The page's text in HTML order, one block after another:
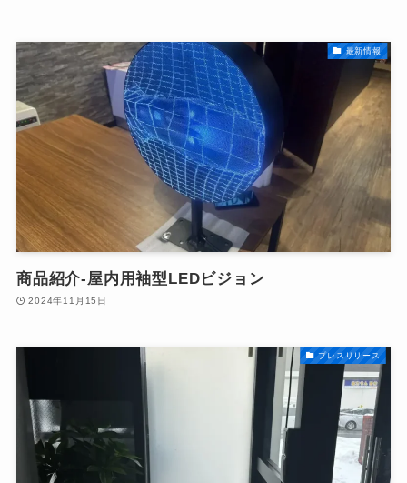
最新情報
商品紹介-屋内用袖型LEDビジョン
2024年11月15日
プレスリリース